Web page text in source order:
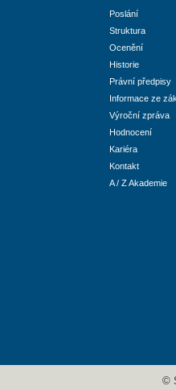
Poslání
Struktura
Ocenění
Historie
Právní předpisy
Informace ze
Výroční zpráva
Hodnocení
Kariéra
Kontakt
A / Z Akademie
©